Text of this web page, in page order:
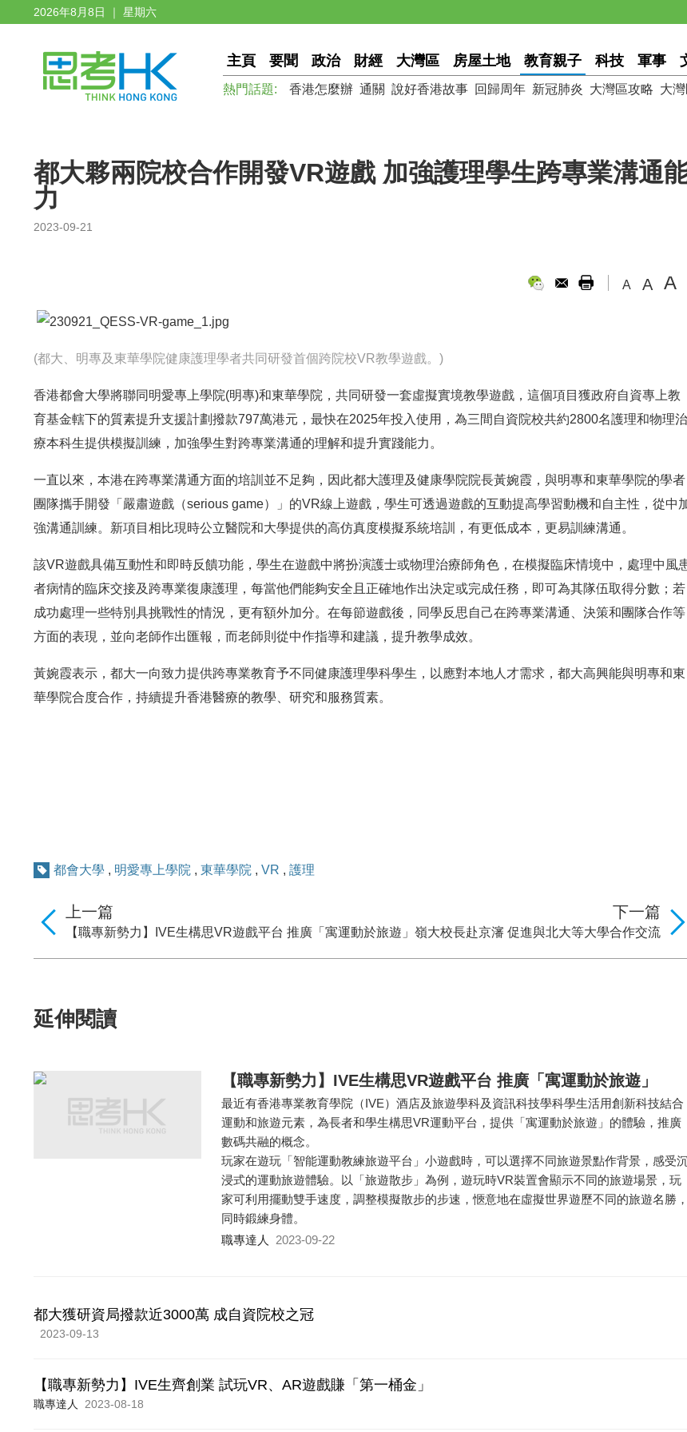
2026年8月8日 ｜ 星期六
主頁 要聞 政治 財經 大灣區 房屋土地 教育親子 科技 軍事
熱門話題: 香港怎麼辦 通關 說好香港故事 回歸周年 新冠肺炎 大灣區攻略 大
都大夥兩院校合作開發VR遊戲 加強護理學生跨專業溝通
力
2023-09-21
A A A
(都大、明專及東華學院健康護理學者共同研發首個跨院校VR教學遊戲。)
香港都會大學將聯同明愛專上學院(明專)和東華學院，共同研發一套虛擬實境教學遊戲，這個項目獲政府自資專上教
育基金轄下的質素提升支援計劃撥款797萬港元，最快在2025年投入使用，為三間自資院校共約2800名護理和物理治
療本科生提供模擬訓練，加強學生對跨專業溝通的理解和提升實踐能力。
一直以來，本港在跨專業溝通方面的培訓並不足夠，因此都大護理及健康學院院長黃婉霞，與明專和東華學院的學者
團隊攜手開發「嚴肅遊戲（serious game）」的VR線上遊戲，學生可透過遊戲的互動提高學習動機和自主性，從中
強溝通訓練。新項目相比現時公立醫院和大學提供的高仿真度模擬系統培訓，有更低成本，更易訓練溝通。
該VR遊戲具備互動性和即時反饋功能，學生在遊戲中將扮演護士或物理治療師角色，在模擬臨床情境中，處理中風
者病情的臨床交接及跨專業復康護理，每當他們能夠安全且正確地作出決定或完成任務，即可為其隊伍取得分數；若
成功處理一些特別具挑戰性的情況，更有額外加分。在每節遊戲後，同學反思自己在跨專業溝通、決策和團隊合作等
方面的表現，並向老師作出匯報，而老師則從中作指導和建議，提升教學成效。
黃婉霞表示，都大一向致力提供跨專業教育予不同健康護理學科學生，以應對本地人才需求，都大高興能與明專和東
華學院合度合作，持續提升香港醫療的教學、研究和服務質素。
都會大學 , 明愛專上學院 , 東華學院 , VR , 護理
下一篇
嶺大校長赴京瀋 促進與北大等大學合作交流
上一篇
【職專新勢力】IVE生構思VR遊戲平台 推廣「寓運動於旅遊」
延伸閱讀
【職專新勢力】IVE生構思VR遊戲平台 推廣「寓運動於旅遊」
最近有香港專業教育學院（IVE）酒店及旅遊學科及資訊科技學科學生活用創新科技結合
運動和旅遊元素，為長者和學生構思VR運動平台，提供「寓運動於旅遊」的體驗，推廣
數碼共融的概念。
玩家在遊玩「智能運動教練旅遊平台」小遊戲時，可以選擇不同旅遊景點作背景，感受
浸式的運動旅遊體驗。以「旅遊散步」為例，遊玩時VR裝置會顯示不同的旅遊場景，玩
家可利用擺動雙手速度，調整模擬散步的步速，愜意地在虛擬世界遊歷不同的旅遊名勝，
同時鍛練身體。
職專達人 2023-09-22
都大獲研資局撥款近3000萬 成自資院校之冠
2023-09-13
【職專新勢力】IVE生齊創業 試玩VR、AR遊戲賺「第一桶金」
職專達人 2023-08-18